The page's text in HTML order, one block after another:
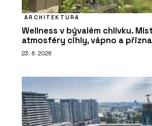
ARCHITEKTURA
Wellness v bývalém chlívku.
atmosféry cihly, vápno a
23. 6. 2026